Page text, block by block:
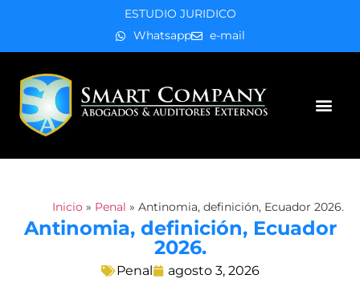
ESTUDIO JURIDICO
Whatsapp
e-mail
Inicio » Penal » Antinomia, definición, Ecuador 2026.
Antinomia, definición, Ecuador
2026.
Penal agosto 3, 2026